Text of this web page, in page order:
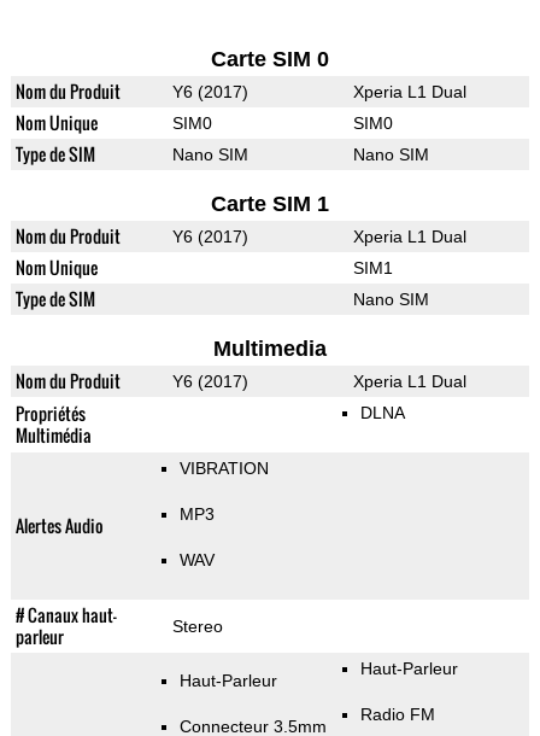
Carte SIM 0
Nom du Produit Y6 (2017) Xperia L1 Dual
Nom Unique SIM0 SIM0
Type de SIM Nano SIM Nano SIM
Carte SIM 1
Nom du Produit Y6 (2017) Xperia L1 Dual
Nom Unique SIM1
Type de SIM Nano SIM
Multimedia
Nom du Produit Y6 (2017) Xperia L1 Dual
Propriétés
Multimédia
DLNA
Alertes Audio
VIBRATION
MP3
WAV
# Canaux haut-
parleur
Stereo
Haut-Parleur
Connecteur 3.5mm
Haut-Parleur
Radio FM